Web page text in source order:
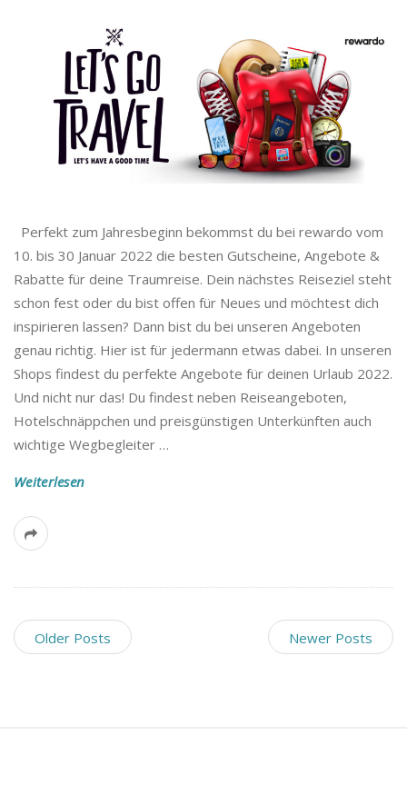
Perfekt zum Jahresbeginn bekommst du bei rewardo vom
10. bis 30 Januar 2022 die besten Gutscheine, Angebote &
Rabatte für deine Traumreise. Dein nächstes Reiseziel steht
schon fest oder du bist offen für Neues und möchtest dich
inspirieren lassen? Dann bist du bei unseren Angeboten
genau richtig. Hier ist für jedermann etwas dabei. In unseren
Shops findest du perfekte Angebote für deinen Urlaub 2022.
Und nicht nur das! Du findest neben Reiseangeboten,
Hotelschnäppchen und preisgünstigen Unterkünften auch
wichtige Wegbegleiter …
Weiterlesen
Older Posts Newer Posts